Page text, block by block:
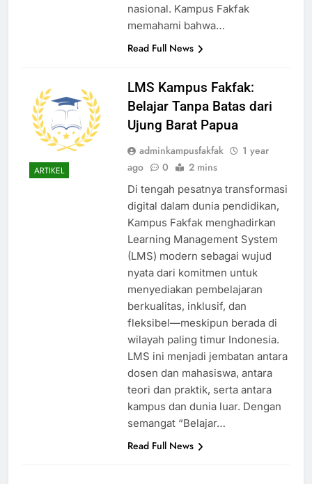
nasional. Kampus Fakfak
memahami bahwa…
Read Full News
ARTIKEL
LMS Kampus Fakfak:
Belajar Tanpa Batas dari
Ujung Barat Papua
adminkampusfakfak
1 year
ago
0 2 mins
Di tengah pesatnya transformasi
digital dalam dunia pendidikan,
Kampus Fakfak menghadirkan
Learning Management System
(LMS) modern sebagai wujud
nyata dari komitmen untuk
menyediakan pembelajaran
berkualitas, inklusif, dan
fleksibel—meskipun berada di
wilayah paling timur Indonesia.
LMS ini menjadi jembatan antara
dosen dan mahasiswa, antara
teori dan praktik, serta antara
kampus dan dunia luar. Dengan
semangat “Belajar…
Read Full News